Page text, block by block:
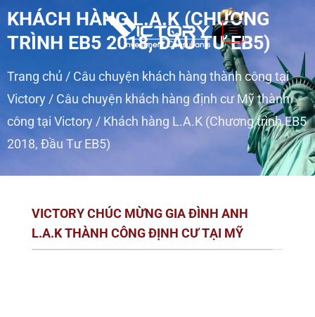
KHÁCH HÀNG L.A.K (CHƯƠNG
TRÌNH EB5 2018, ĐẦU TƯ EB5)
Trang chủ / Câu chuyện khách hàng thành công tại
Victory / Câu chuyện khách hàng định cư Mỹ thành
công tại Victory / Khách hàng L.A.K (Chương trình EB5
2018, Đầu Tư EB5)
VICTORY CHÚC MỪNG GIA ĐÌNH ANH
L.A.K THÀNH CÔNG ĐỊNH CƯ TẠI MỸ